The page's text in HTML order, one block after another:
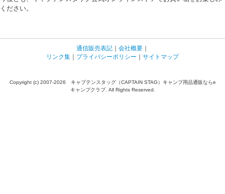
ください。
通信販売表記 ｜ 会社概要 ｜
リンク集 ｜ プライバシーポリシー ｜ サイトマップ
Copyright (c) 2007-2026 キャプテンスタッグ（CAPTAIN STAG）キャンプ用品通販ならe
キャンプクラブ. All Rights Reserved.